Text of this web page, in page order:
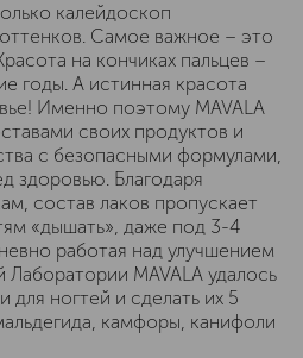
калейдоскоп
Самое важное – это
на кончиках пальцев –
годы. А истинная красота
Именно поэтому MAVALA
своих продуктов и
с безопасными формулами,
здоровью. Благодаря
состав лаков пропускает
«дышать», даже под 3-4
работая над улучшением
MAVALA удалось
для ногтей и сделать их 5
камфоры, канифоли